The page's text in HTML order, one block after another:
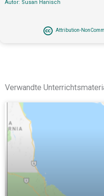
Autor: Susan Hanisch
Attribution-
Verwandte